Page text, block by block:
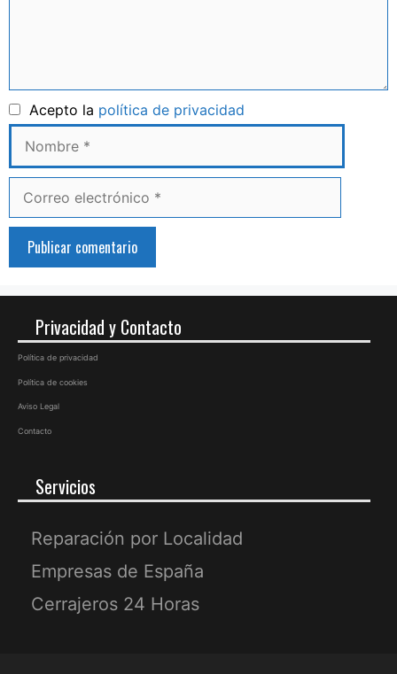
Acepto la política de privacidad
Privacidad y Contacto
Política de privacidad
Política de cookies
Aviso Legal
Contacto
Servicios
Reparación por Localidad
Empresas de España
Cerrajeros 24 Horas